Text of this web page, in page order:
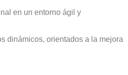
en un entorno ágil y
dinámicos, orientados a la mejora